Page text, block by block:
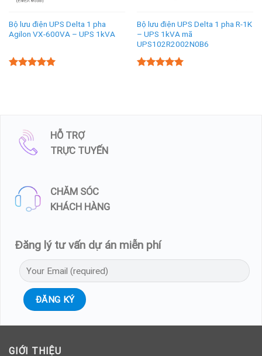
Bộ lưu điện UPS Delta 1 pha
Agilon VX-600VA – UPS 1kVA
Bộ lưu điện UPS Delta 1 pha R-1K
– UPS 1kVA mã
UPS102R2002N0B6
HỖ TRỢ
TRỰC TUYẾN
CHĂM SÓC
KHÁCH HÀNG
Đăng lý tư vấn dự án miễn phí
GIỚI THIỆU